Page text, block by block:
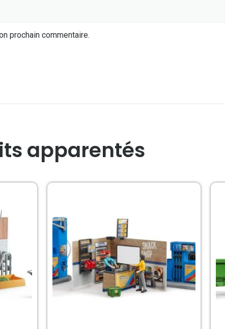
prochain commentaire.
apparentés